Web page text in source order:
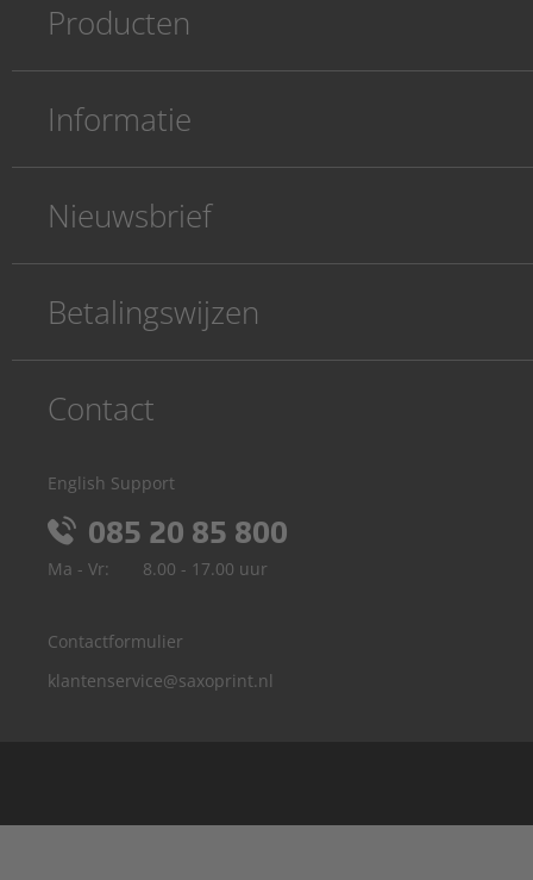
Producten
Informatie
Nieuwsbrief
Betalingswijzen
Contact
English Support
085 20 85 800
Ma - Vr: 8.00 - 17.00 uur
Contactformulier
klantenservice@saxoprint.nl